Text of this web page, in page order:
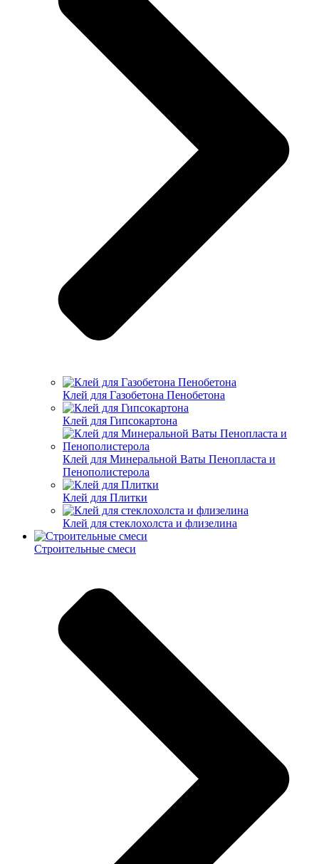
Клей для Газобетона Пенобетона
Клей для Гипсокартона
Клей для Минеральной Ваты Пенопласта и
Пенополистерола
Клей для Плитки
Клей для стеклохолста и флизелина
Строительные смеси